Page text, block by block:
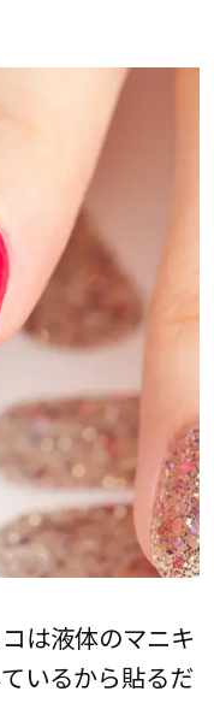
は液体のマニキ
いるから貼るだ